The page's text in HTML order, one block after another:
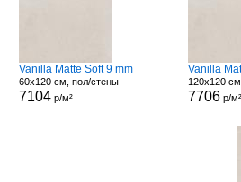
Vanilla Matte Soft 9 mm
60x120 см, пол/стены
7104р/м²
Vanilla
120x120
7706 р/м²